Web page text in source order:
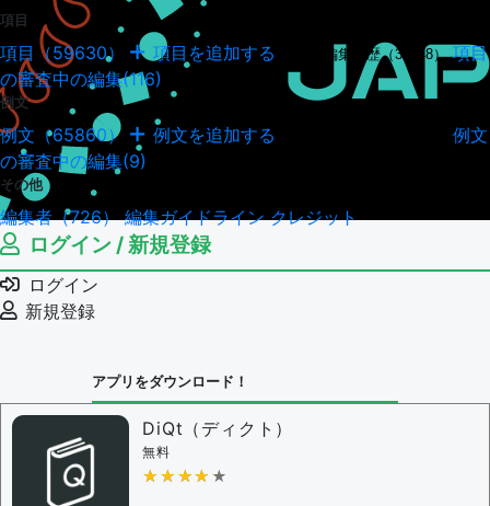
項目
項目（59630） 項目を追加する 項目の編集履歴（34948） 項目
の審査中の編集(116)
例文
例文（65860） 例文を追加する
例文
の審査中の編集(9)
その他
編集者（726）編集ガイドラインクレジット
ログイン / 新規登録
ログイン
新規登録
アプリをダウンロード！
DiQt（ディクト）
無料
★★★★★
★★★★★